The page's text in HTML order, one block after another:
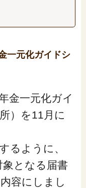
一元化ガイドシ
金一元化ガイ
）を11月に
るように、
となる届書
容にしまし